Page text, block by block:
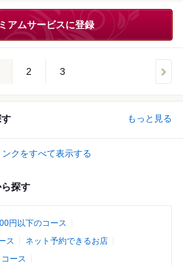
アムサービスに登録
2 3
もっと見る
ンクをすべて表示する
探す
円以下のコース
ス
ネット予約できるお店
ース